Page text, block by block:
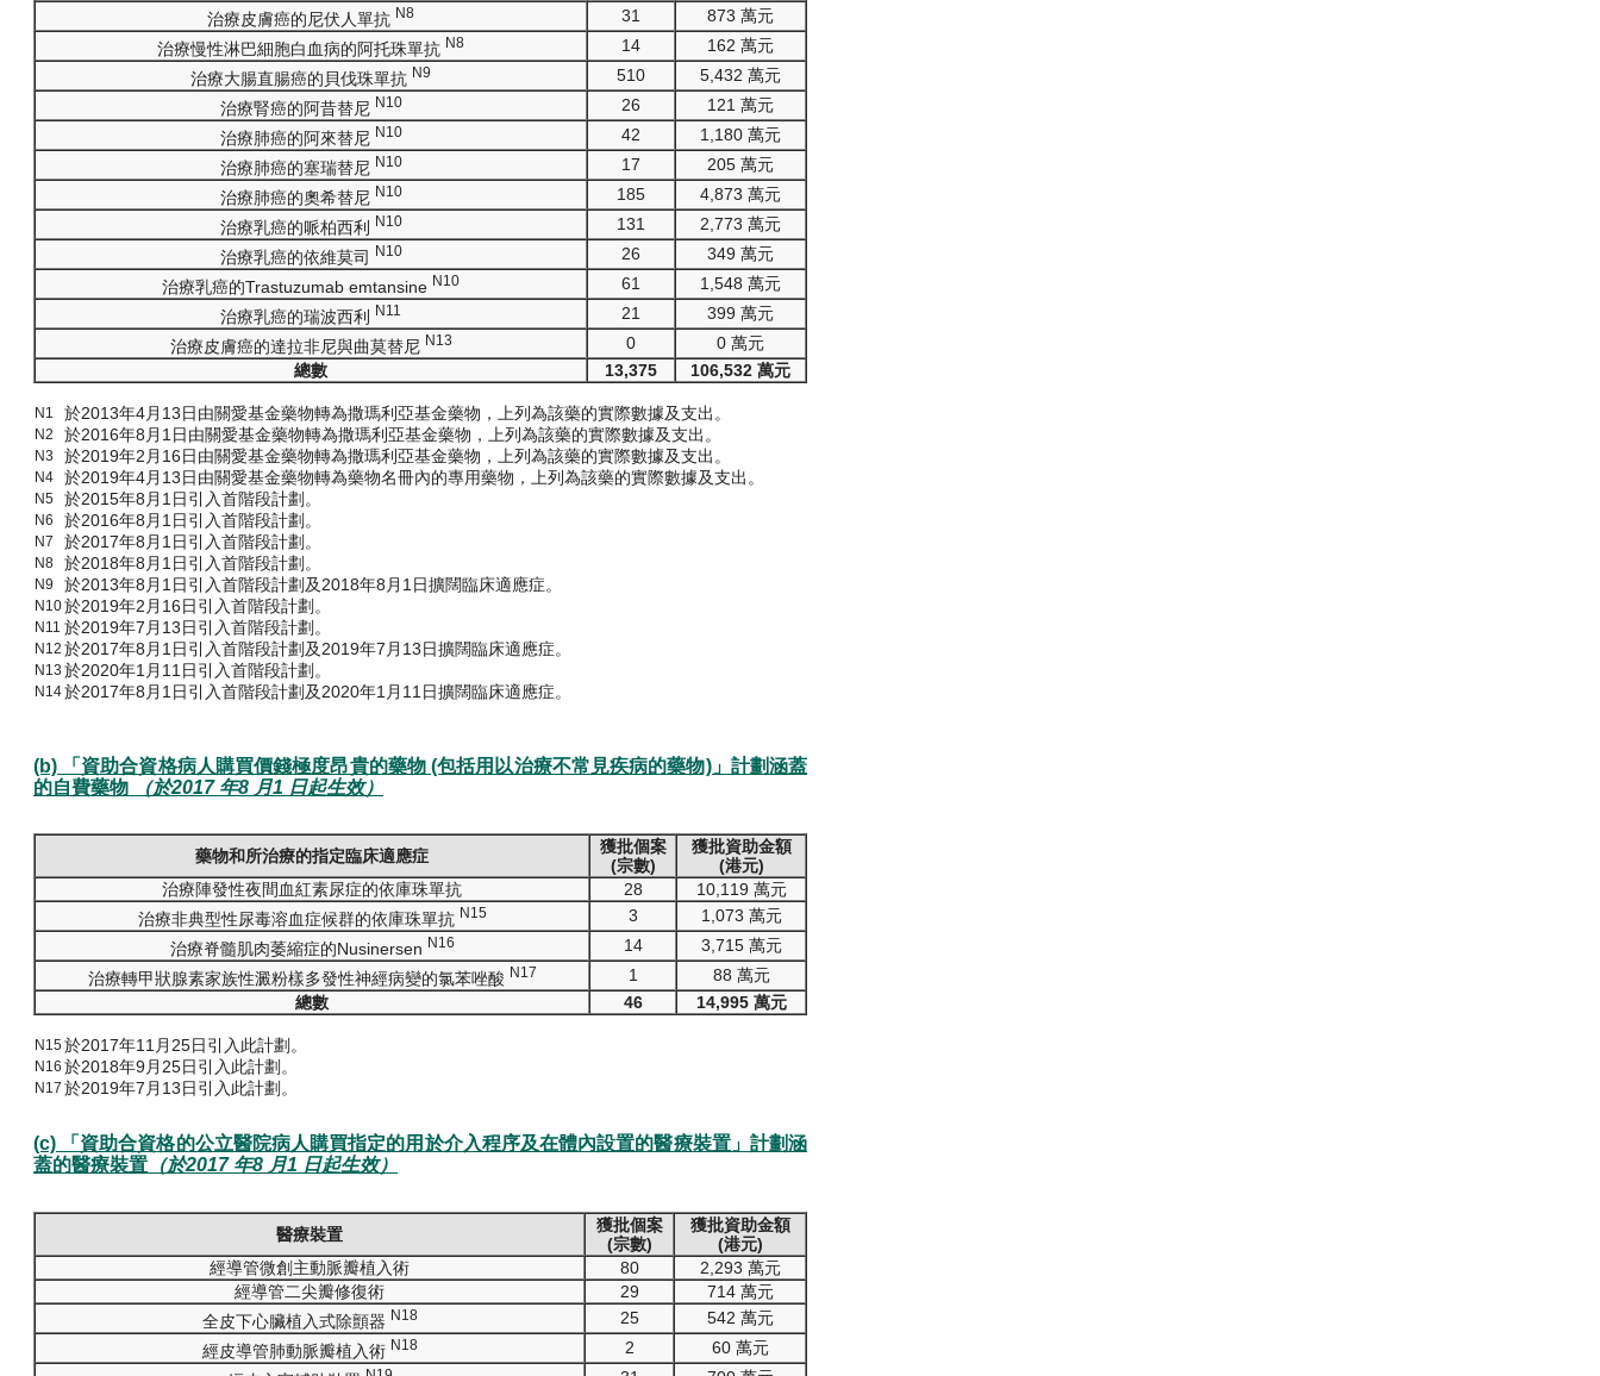
治療皮膚癌的尼伏人單抗 N8 31
873 萬元
治療慢性淋巴細胞白血病的阿托珠單抗 N8 14
162 萬元
治療大腸直腸癌的貝伐珠單抗 N9 510
5,432 萬元
治療腎癌的阿昔替尼 N10 26
121 萬元
治療肺癌的阿來替尼 N10 42
1,180 萬元
治療肺癌的塞瑞替尼 N10 17
205 萬元
治療肺癌的奧希替尼 N10 185
4,873 萬元
治療乳癌的哌柏西利 N10 131
2,773 萬元
治療乳癌的依維莫司 N10 26
349 萬元
治療乳癌的Trastuzumab emtansine N10 61
1,548 萬元
治療乳癌的瑞波西利 N11 21
399 萬元
治療皮膚癌的達拉非尼與曲莫替尼 N13 0
0 萬元
總數
13,375 106,532 萬元
N1 於2013年4月13日由關愛基金藥物轉為撒瑪利亞基金藥物，上列為該藥的實際數據及支出。
N2 於2016年8月1日由關愛基金藥物轉為撒瑪利亞基金藥物，上列為該藥的實際數據及支出。
N3 於2019年2月16日由關愛基金藥物轉為撒瑪利亞基金藥物，上列為該藥的實際數據及支出。
N4 於2019年4月13日由關愛基金藥物轉為藥物名冊內的專用藥物，上列為該藥的實際數據及支出。
N5 於2015年8月1日引入首階段計劃。
N6 於2016年8月1日引入首階段計劃。
N7 於2017年8月1日引入首階段計劃。
N8 於2018年8月1日引入首階段計劃。
N9 於2013年8月1日引入首階段計劃及2018年8月1日擴闊臨床適應症。
N10於2019年2月16日引入首階段計劃。
N11 於2019年7月13日引入首階段計劃。
N12 於2017年8月1日引入首階段計劃及2019年7月13日擴闊臨床適應症。
N13 於2020年1月11日引入首階段計劃。
N14於2017年8月1日引入首階段計劃及2020年1月11日擴闊臨床適應症。
(b) 「資助合資格病人購買價錢極度昂貴的藥物 (包括用以治療不常見疾病的藥物)」計劃涵蓋
的自費藥物
（於2017 年8 月1 日起生效）
藥物和所治療的指定臨床適應症
獲批個案
(宗數)
獲批資助金額
(港元)
治療陣發性夜間血紅素尿症的依庫珠單抗
28
10,119 萬元
治療非典型性尿毒溶血症候群的依庫珠單抗 N15 3
1,073 萬元
治療脊髓肌肉萎縮症的Nusinersen N16 14
3,715 萬元
治療轉甲狀腺素家族性澱粉樣多發性神經病變的氯苯唑酸 N17 1
88 萬元
總數
46 14,995 萬元
N15於2017年11月25日引入此計劃。
N16 於2018年9月25日引入此計劃。
N17 於2019年7月13日引入此計劃。
(c) 「資助合資格的公立醫院病人購買指定的用於介入程序及在體內設置的醫療裝置」計劃涵
蓋的醫療裝置 （於2017 年8 月1 日起生效）
醫療裝置
獲批個案
(宗數)
獲批資助金額
(港元)
經導管微創主動脈瓣植入術
80
2,293 萬元
經導管二尖瓣修復術
29
714 萬元
全皮下心臟植入式除顫器 N18 25
542 萬元
經皮導管肺動脈瓣植入術 N18 2
60 萬元